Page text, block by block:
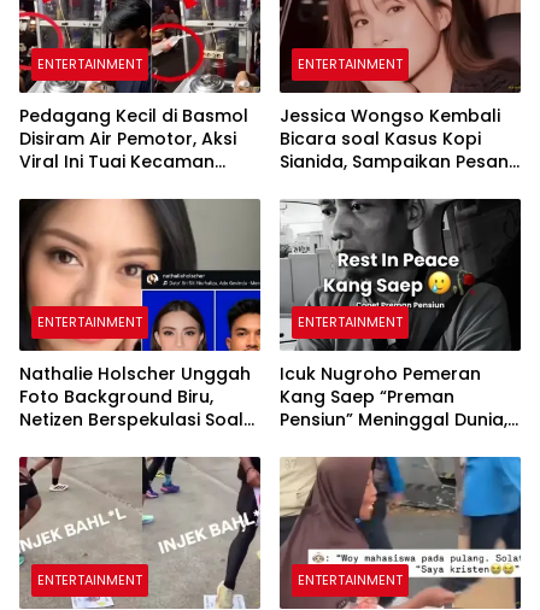
ENTERTAINMENT
Pedagang Kecil di Basmol
Disiram Air Pemotor, Aksi
Viral Ini Tuai Kecaman
ENTERTAINMENT
Jessica Wongso Kembali
Bicara soal Kasus Kopi
Sianida, Sampaikan Pesan
Mirna
ENTERTAINMENT
Nathalie Holscher Unggah
Foto Background Biru,
Netizen Berspekulasi Soal
ENTERTAINMENT
Icuk Nugroho Pemeran
Kang Saep “Preman
Pensiun” Meninggal Dunia,
ENTERTAINMENT ENTERTAINMENT